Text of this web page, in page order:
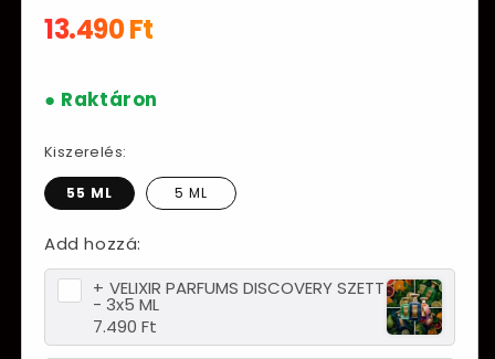
Normál
13.490 Ft
● Raktáron
Kiszerelés:
55 ML 5 ML
Add hozzá:
+ VELIXIR PARFUMS DISCOVERY SZETT
- 3x5 ML
7.490 Ft